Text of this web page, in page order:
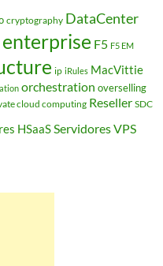
cryptography DataCenter
enterprise F5 F5 EM
ip iRules MacVittie
orchestration overselling
cloud computing Reseller SDC
HSaaSServidores VPS